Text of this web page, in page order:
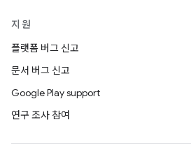
지원
플랫폼 버그 신고
문서 버그 신고
Google Play support
연구 조사 참여